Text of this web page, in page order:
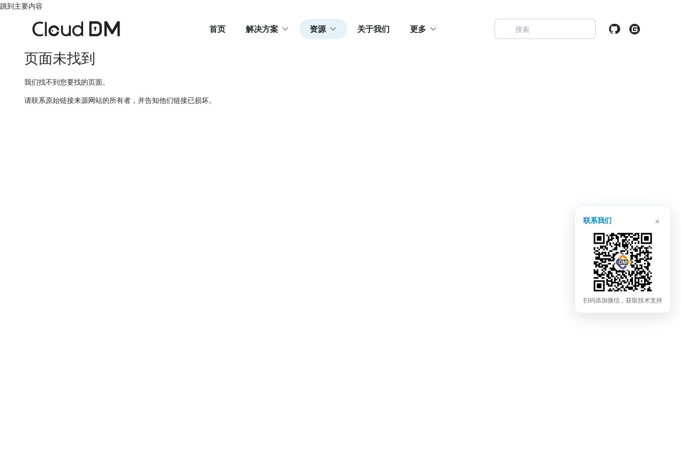
跳到主要内容
首页 解决方案 资源 关于我们 更多
页面未找到
我们找不到您要找的页面。
请联系原始链接来源网站的所有者，并告知他们链接已损坏。
联系我们 ×
扫码添加微信，获取技术支持